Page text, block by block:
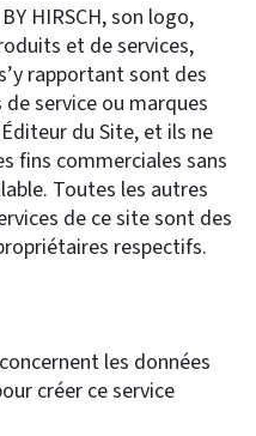
HIRSCH, son logo,
et de services,
rapportant sont des
service ou marques
du Site, et ils ne
fins commerciales sans
Toutes les autres
de ce site sont des
respectifs.
les données
créer ce service